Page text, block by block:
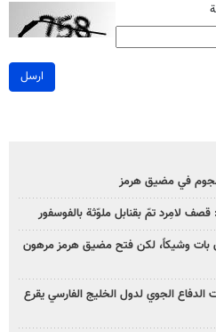
ارسل
في مضيق هرمز
قصف لامِرد تمّ بقنابل ملوّثة بالفوسفور
بات وشيكاً، لكن فتح مضيق هرمز مرهون
الدفاع الجوي لدول الخليج الفارسي يقرع